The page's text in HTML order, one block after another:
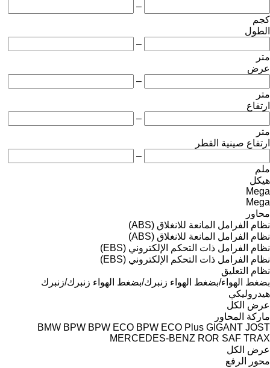
–
كجم
الطول
–
متر
عرض
–
متر
ارتفاع
–
متر
ارتفاع صينية القطر
–
ملم
هيكل
Mega
Mega
محاور
نظام الفرامل المانعة للانغلاق (ABS)
نظام الفرامل المانعة للانغلاق (ABS)
نظام الفرامل ذات التحكم الإلكتروني (EBS)
نظام الفرامل ذات التحكم الإلكتروني (EBS)
نظام التعليق
بضغط الهواء/بضغط الهواء زنبرك/بضغط الهواء زنبرك/زنبرك
هيدروليكي
عرض الكل
ماركة المحاور
BMW BPW BPW ECO BPW ECO Plus GIGANT JOST
MERCEDES-BENZ ROR SAF TRAX
عرض الكل
محور الرفع